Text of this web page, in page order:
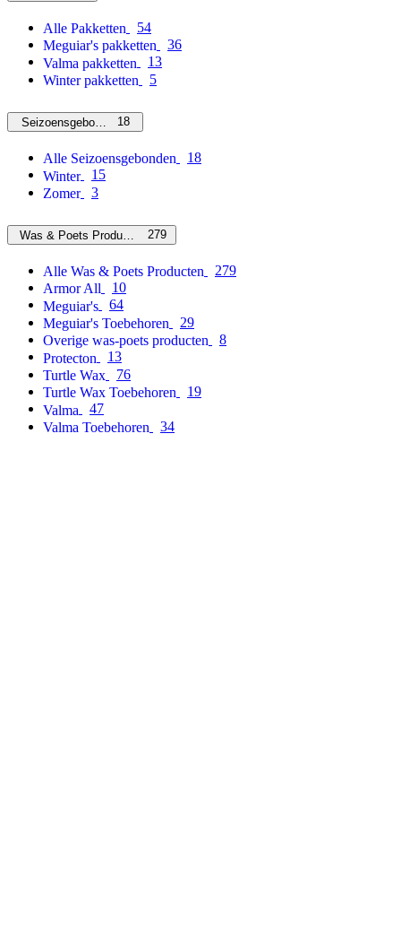
Alle Pakketten
54
Meguiar's pakketten
36
Valma pakketten
13
Winter pakketten
5
Seizoensgebonden18
Alle Seizoensgebonden
18
Winter
15
Zomer
3
Was & Poets Producten 279
Alle Was & Poets Producten
279
Armor All
10
Meguiar's
64
Meguiar's Toebehoren
29
Overige was-poets producten
8
Protecton
13
Turtle Wax
76
Turtle Wax Toebehoren
19
Valma
47
Valma Toebehoren
34